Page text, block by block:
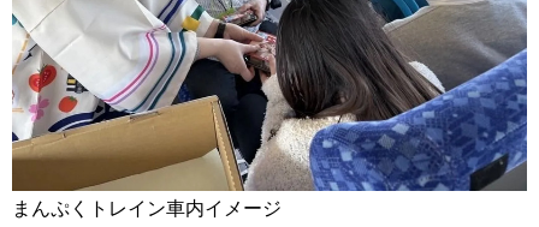
まんぷくトレイン車内イメージ